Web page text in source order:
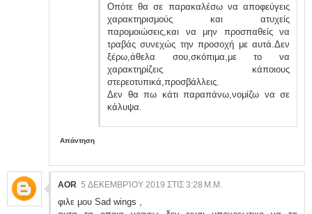
Οπότε θα σε παρακαλέσω να αποφεύγεις
χαρακτηρισμούς και ατυχείς
παρομοιώσεις,και να μην προσπαθείς να
τραβάς συνεχώς την προσοχή με αυτά.Δεν
ξέρω,άθελα σου,σκόπιμα,με το να
χαρακτηρίζεις κάποιους
στερεοτυπικά,προσβάλλεις.
Δεν θα πω κάτι παραπάνω,νομίζω να σε
κάλυψα.
Απάντηση
AOR 5 ΔΕΚΕΜΒΡΊΟΥ 2019 ΣΤΙΣ 3:28 Μ.Μ.
φιλε μου Sad wings ,